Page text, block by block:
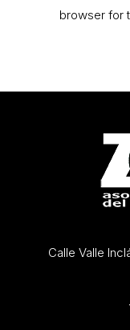
browser for
Calle Valle